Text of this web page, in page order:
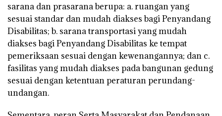
sarana dan prasarana berupa: a. ruangan yang
sesuai standar dan mudah diakses bagi Penyandang
Disabilitas; b. sarana transportasi yang mudah
diakses bagi Penyandang Disabilitas ke tempat
pemeriksaan sesuai dengan kewenangannya; dan c.
fasilitas yang mudah diakses pada bangunan gedung
sesuai dengan ketentuan peraturan perundang-
undangan.